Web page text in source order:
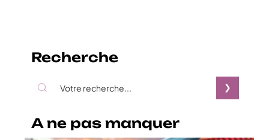
Recherche
A ne pas manquer